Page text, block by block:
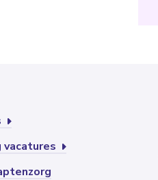
vacatures